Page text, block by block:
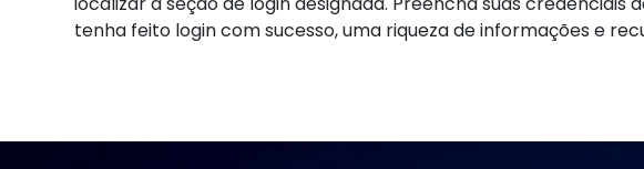
tenha feito login com sucesso, uma riqueza de informações e